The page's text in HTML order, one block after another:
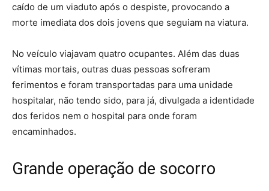
caído de um viaduto após o despiste, provocando a
morte imediata dos dois jovens que seguiam na viatura.
No veículo viajavam quatro ocupantes. Além das duas
vítimas mortais, outras duas pessoas sofreram
ferimentos e foram transportadas para uma unidade
hospitalar, não tendo sido, para já, divulgada a identidade
dos feridos nem o hospital para onde foram
encaminhados.
Grande operação de socorro